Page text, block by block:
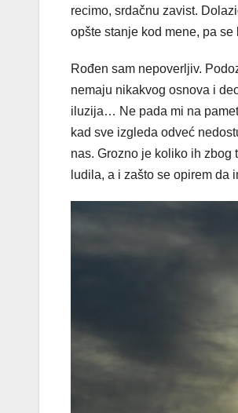
recimo, srdačnu zavist.
opšte stanje kod mene, pa
Rođen sam nepoverljiv.
nemaju nikakvog osnova i
iluzija… Ne pada mi na
kad sve izgleda odveć
nas. Grozno je koliko ih zbog
ludila, a i zašto se opirem da